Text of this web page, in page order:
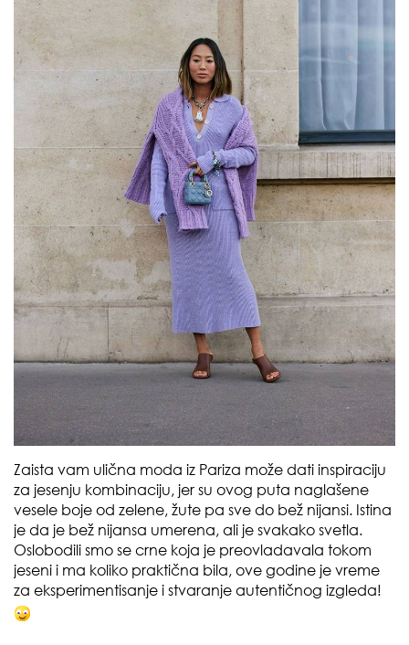
Zaista vam ulična moda iz Pariza može dati inspiraciju
za jesenju kombinaciju, jer su ovog puta naglašene
vesele boje od zelene, žute pa sve do bež nijansi. Istina
je da je bež nijansa umerena, ali je svakako svetla.
Oslobodili smo se crne koja je preovladavala tokom
jeseni i ma koliko praktična bila, ove godine je vreme
za eksperimentisanje i stvaranje autentičnog izgleda!